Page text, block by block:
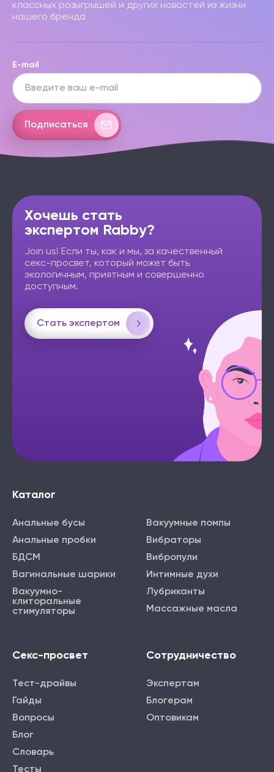
классных розыгрышей и других новостей из жизни
нашего бренда
E-mail
Подписаться
Хочешь стать
экспертом Rabby?
Join us! Если ты, как и мы, за качественный
секс-просвет, который может быть
экологичным, приятным и совершенно
доступным.
Стать экспертом
Каталог
Анальные бусы
Анальные пробки
БДСМ
Вагинальные шарики
Вакуумно-
клиторальные
стимуляторы
Вакуумные помпы
Вибраторы
Вибропули
Интимные духи
Лубриканты
Массажные масла
Секс-просвет
Тест-драйвы
Гайды
Вопросы
Блог
Словарь
Тесты
Сотрудничество
Экспертам
Блогерам
Оптовикам